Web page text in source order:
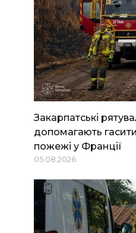
Закарпатські
допомагають
пожежі у Франції
05.08.2026